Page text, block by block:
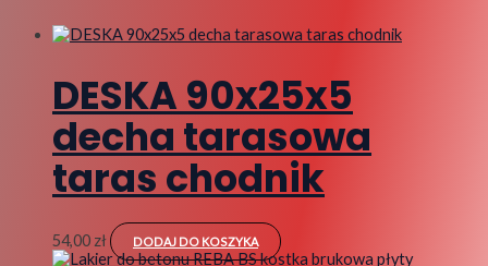
DESKA 90x25x5
decha tarasowa
taras chodnik
54,00 zł DODAJ DO KOSZYKA